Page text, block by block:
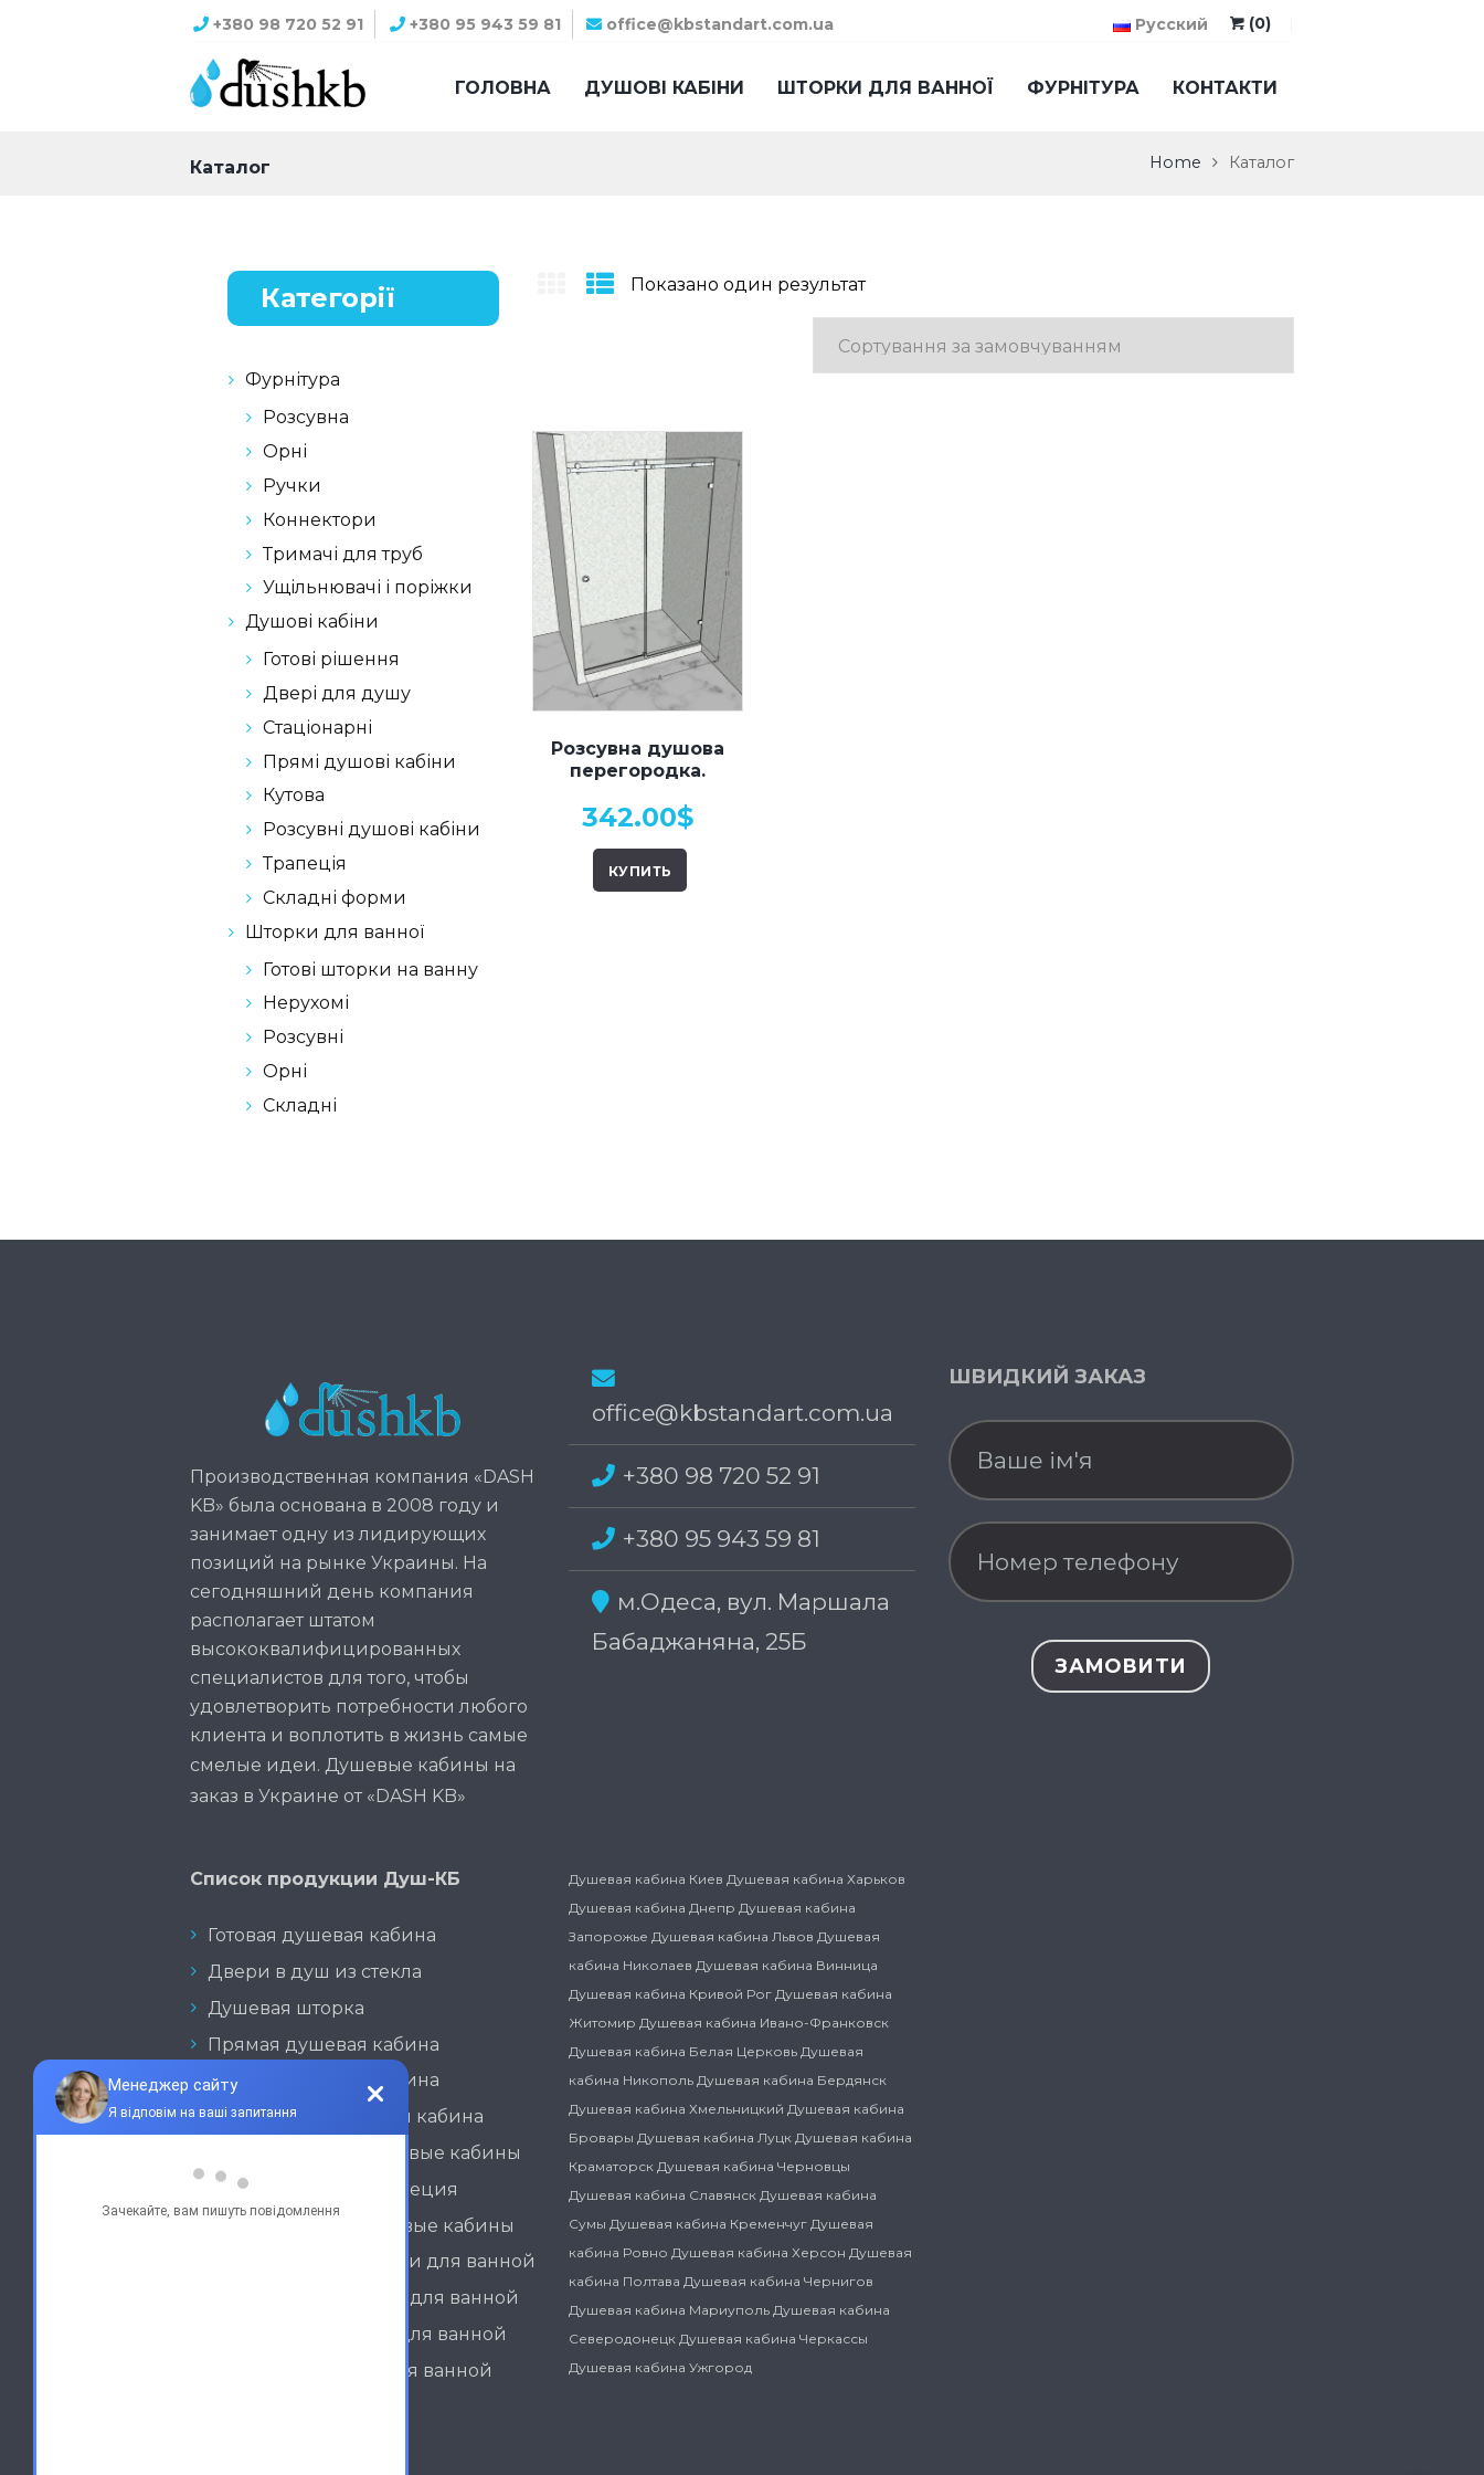
+380 98 720 52 91 +380 95 943 59 81 office@kbstandart.com.ua Русский (0)
ГОЛОВНА ДУШОВІ КАБІНИ ШТОРКИ ДЛЯ ВАННОЇ ФУРНІТУРА КОНТАКТИ
Каталог Home Каталог
Показано один результат
Розсувна душова
перегородка.
342.00$
КУПИТЬ
Категорії
Фурнітура
Розсувна
Орні
Ручки
Коннектори
Тримачі для труб
Ущільнювачі і поріжки
Душові кабіни
Готові рішення
Двері для душу
Стаціонарні
Прямі душові кабіни
Кутова
Розсувні душові кабіни
Трапеція
Складні форми
Шторки для ванної
Готові шторки на ванну
Нерухомі
Розсувні
Орні
Складні
Производственная компания «DASH
KB» была основана в 2008 году и
занимает одну из лидирующих
позиций на рынке Украины. На
сегодняшний день компания
располагает штатом
высококвалифицированных
специалистов для того, чтобы
удовлетворить потребности любого
клиента и воплотить в жизнь самые
смелые идеи. Душевые кабины на
заказ в Украине от «DASH KB»
office@kbstandart.com.ua
+380 98 720 52 91
+380 95 943 59 81
м.Одеса, вул. Маршала
Бабаджаняна, 25Б
ШВИДКИЙ ЗАКАЗ
Список продукции Душ-КБ
Готовая душевая кабина
Двери в душ из стекла
Душевая шторка
Прямая душевая кабина
Угловая душевая кабина
Раздвижная душевая кабина
Нестандартные душевые кабины
Душевая кабина трапеция
Стационарные душевые кабины
Неподвижные шторки для ванной
Раздвижные шторки для ванной
Распашные шторки для ванной
Складные шторки для ванной
Душевая кабина КиевДушевая кабина Харьков
Душевая кабина ДнепрДушевая кабина
ЗапорожьеДушевая кабина ЛьвовДушевая
кабина НиколаевДушевая кабина Винница
Душевая кабина Кривой РогДушевая кабина
ЖитомирДушевая кабина Ивано-Франковск
Душевая кабина Белая ЦерковьДушевая
кабина НикопольДушевая кабина Бердянск
Душевая кабина ХмельницкийДушевая кабина
БроварыДушевая кабина ЛуцкДушевая кабина
КраматорскДушевая кабина Черновцы
Душевая кабина СлавянскДушевая кабина
СумыДушевая кабина КременчугДушевая
кабина РовноДушевая кабина ХерсонДушевая
кабина ПолтаваДушевая кабина Чернигов
Душевая кабина МариупольДушевая кабина
СеверодонецкДушевая кабина Черкассы
Душевая кабина Ужгород